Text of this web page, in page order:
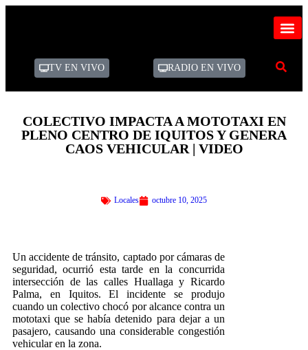
TV EN VIVO RADIO EN VIVO
COLECTIVO IMPACTA A MOTOTAXI EN
PLENO CENTRO DE IQUITOS Y GENERA
CAOS VEHICULAR | VIDEO
Locales octubre 10, 2025
Un accidente de tránsito, captado por cámaras de
seguridad, ocurrió esta tarde en la concurrida
intersección de las calles Huallaga y Ricardo
Palma, en Iquitos. El incidente se produjo
cuando un colectivo chocó por alcance contra un
mototaxi que se había detenido para dejar a un
pasajero, causando una considerable congestión
vehicular en la zona.